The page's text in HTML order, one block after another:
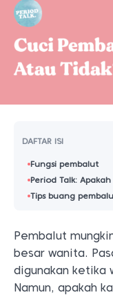
DAFTAR ISI
Fungsi pembalut
Period Talk:
Tips buang
Pembalut
besar wanita.
digunakan ketika
Namun, apakah